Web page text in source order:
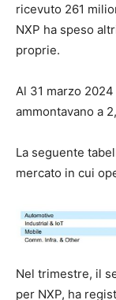
ricevuto 261
NXP ha speso
proprie.
Al 31 marzo
ammontavano a
La seguente
mercato in cui
Nel trimestre, il
per NXP, ha